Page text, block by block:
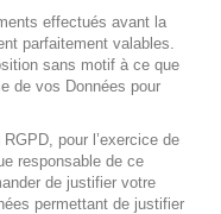
effectués avant la
parfaitement valables.
sans motif à ce que
de vos Données pour
pour l’exercice de
responsable de ce
de justifier votre
permettant de justifier